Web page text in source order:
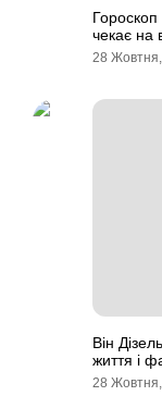
чекає на
28
Він
життя і
28